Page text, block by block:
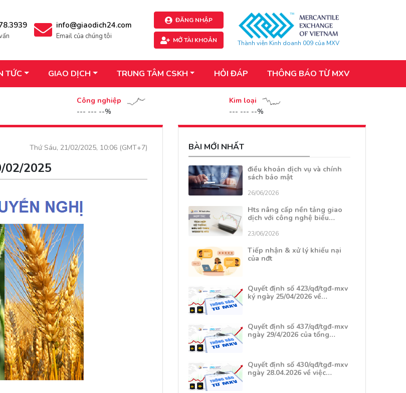
info@giaodich24.com
Email của chúng tôi
ĐĂNG NHẬP
MỞ TÀI KHOẢN Thành viên Kinh doanh 009 của MXV
TỨC GIAO DỊCH TRUNG TÂM CSKH HỎI ĐÁP THÔNG BÁO TỪ MXV
Công nghiệp
--- --- --%
Kim loại
--- --- --%
Thứ Sáu, 21/02/2025, 10:06 (GMT+7)
02/2025
BÀI MỚI NHẤT
điều khoản dịch vụ và chính
sách bảo mật
26/06/2026
Hts nâng cấp nền tảng giao
dịch với công nghệ biểu…
23/06/2026
Tiếp nhận & xử lý khiếu nại
của nđt
Quyết định số 423/qđ/tgđ-mxv
ký ngày 25/04/2026 về…
Quyết định số 437/qđ/tgđ-mxv
ngày 29/4/2026 của tổng…
Quyết định số 430/qđ/tgđ-mxv
ngày 28.04.2026 về việc…